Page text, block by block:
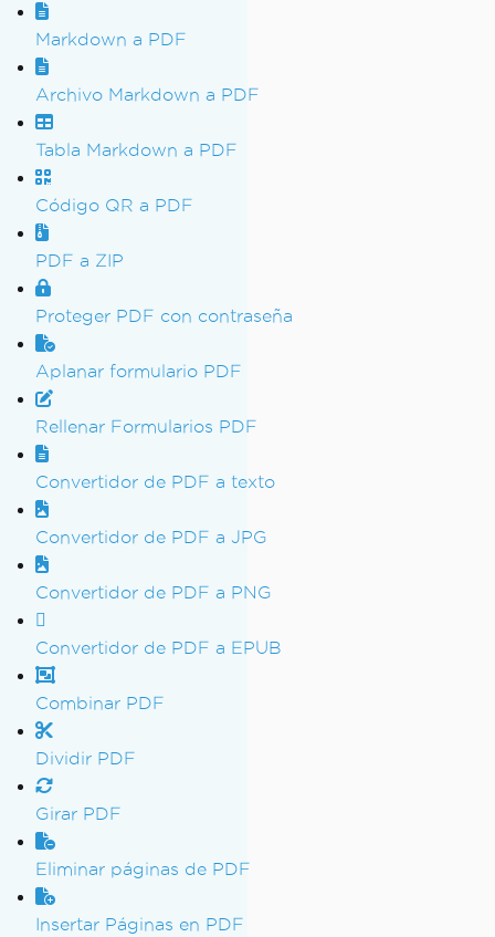
Markdown a PDF
Archivo Markdown a PDF
Tabla Markdown a PDF
Código QR a PDF
PDF a ZIP
Proteger PDF con contraseña
Aplanar formulario PDF
Rellenar Formularios PDF
Convertidor de PDF a texto
Convertidor de PDF a JPG
Convertidor de PDF a PNG
Convertidor de PDF a EPUB
Combinar PDF
Dividir PDF
Girar PDF
Eliminar páginas de PDF
Insertar Páginas en PDF